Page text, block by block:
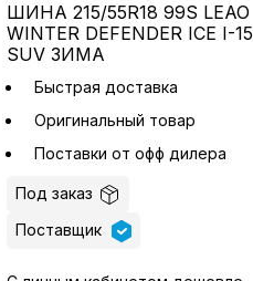
ШИНА 215/55R18 99S LEAO
WINTER DEFENDER ICE I-15
SUV ЗИМА
Быстрая доставка
Оригинальный товар
Поставки от офф дилера
Под заказ
Поставщик